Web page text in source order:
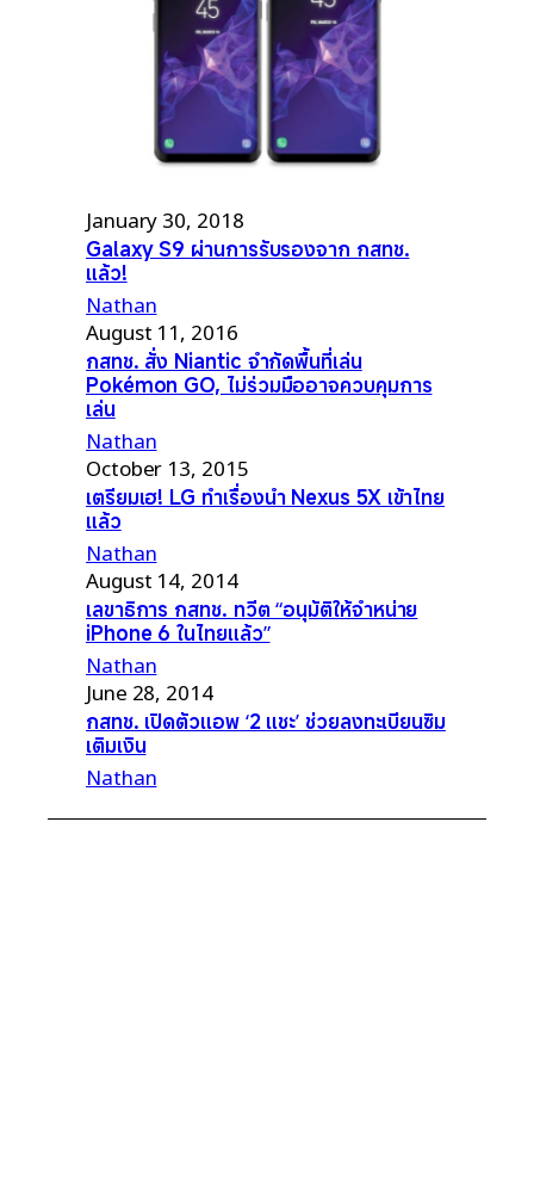
January 30, 2018
Galaxy S9 ผ่านการรับรองจาก กสทช.
แล้ว!
Nathan
August 11, 2016
กสทช. สั่ง Niantic จำกัดพื้นที่เล่น
Pokémon GO, ไม่ร่วมมืออาจควบคุมการ
เล่น
Nathan
October 13, 2015
เตรียมเฮ! LG ทำเรื่องนำ Nexus 5X เข้าไทย
แล้ว
Nathan
August 14, 2014
เลขาธิการ กสทช. ทวีต “อนุมัติให้จำหน่าย
iPhone 6 ในไทยแล้ว”
Nathan
June 28, 2014
กสทช. เปิดตัวแอพ ‘2 แชะ’ ช่วยลงทะเบียนซิม
เติมเงิน
Nathan